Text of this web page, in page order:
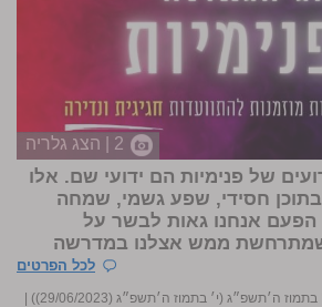
2 | הצג גלריה
של פנימיות הם ידועי שם. אלו
בתוכן חסידי, שפע גשמי, שמחה
הפעם אנחנו גאות לבשר על
שמתרחשת ממש אצלנו במדרשה
לכל הפרטים
בתמוז ה׳תשפ״ג (י׳ בתמוז ה׳תשפ״ג (29/06/2023))
|